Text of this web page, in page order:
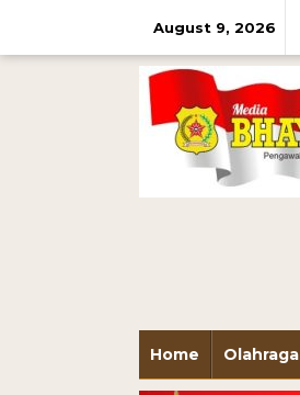
August 9, 2026
Home Olahraga